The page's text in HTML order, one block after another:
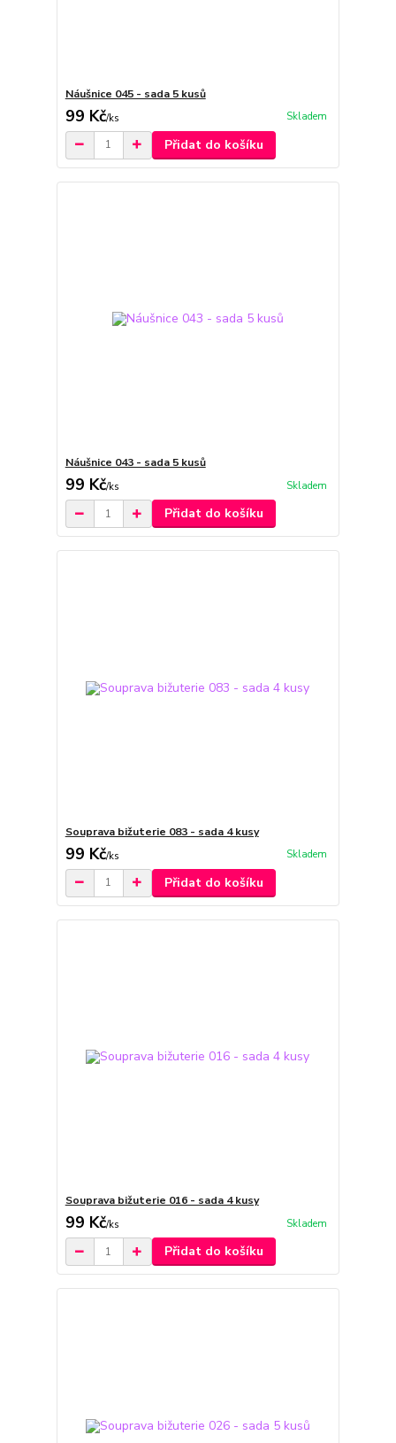
Náušnice 045 - sada 5 kusů
99 Kč/ks Skladem
Přidat do košíku
Náušnice 043 - sada 5 kusů
99 Kč/ks Skladem
Přidat do košíku
Souprava bižuterie 083 - sada 4 kusy
99 Kč/ks Skladem
Přidat do košíku
Souprava bižuterie 016 - sada 4 kusy
99 Kč/ks Skladem
Přidat do košíku